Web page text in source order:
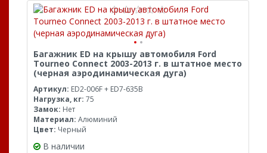
Багажник ED на крышу автомобиля Ford
Tourneo Connect 2003-2013 г. в штатное место
(черная аэродинамическая дуга)
Артикул: ED2-006F + ED7-635B
Нагрузка, кг: 75
Замок: Нет
Материал: Алюминий
Цвет: Черный
В наличии